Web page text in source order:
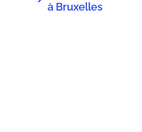
à Bruxelles